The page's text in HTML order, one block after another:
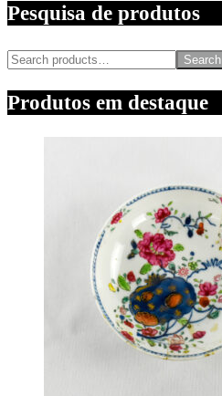
Pesquisa de produtos
Search
Produtos em destaque